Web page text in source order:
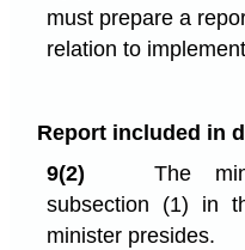
must prepare a
relation to
Report included in
9(2)
The
subsection (1) in
minister presides.